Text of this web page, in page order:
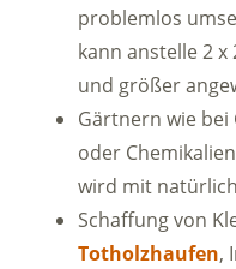
problemlos
kann anstelle 2
und größer
Gärtnern wie bei
oder
wird mit
Schaffung von
Totholzhaufen,